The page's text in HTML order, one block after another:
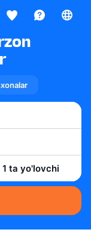
1 ta yo'lovchi